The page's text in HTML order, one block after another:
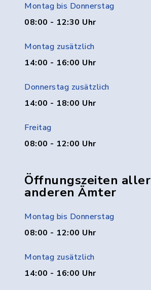
Montag bis Donnerstag
08:00 - 12:30 Uhr
Montag zusätzlich
14:00 - 16:00 Uhr
Donnerstag zusätzlich
14:00 - 18:00 Uhr
Freitag
08:00 - 12:00 Uhr
Öffnungszeiten aller
anderen Ämter
Montag bis Donnerstag
08:00 - 12:00 Uhr
Montag zusätzlich
14:00 - 16:00 Uhr